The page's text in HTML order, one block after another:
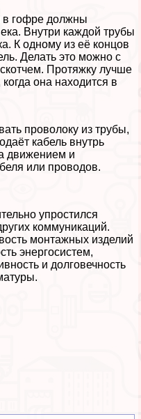
в гофре должны
Внутри каждой трубы
К одному из её концов
Делать это можно с
Протяжку лучше
она находится в
проволоку из трубы,
кабель внутрь
движением и
или проводов.
упростился
коммуникаций.
монтажных изделий
энергосистем,
и долговечность